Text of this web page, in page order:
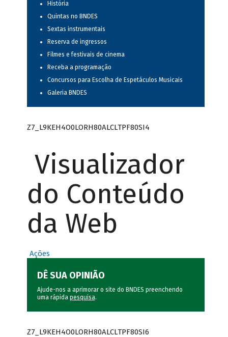
História
Quintas no BNDES
Sextas instrumentais
Reserva de ingressos
Filmes e festivais de cinema
Receba a programação
Concursos para Escolha de Espetáculos Musicais
Galeria BNDES
Z7_L9KEH4O0LORH80ALCLTPF80SI4
Visualizador
do Conteúdo
da Web
Ações
DÊ SUA OPINIÃO
Ajude-nos a aprimorar o site do BNDES preenchendo
uma rápida pesquisa.
Z7_L9KEH4O0LORH80ALCLTPF80SI6